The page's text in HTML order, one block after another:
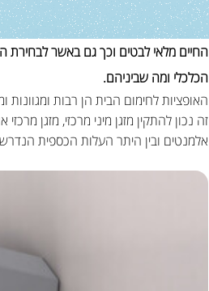
החיים מלאי לבטים וכך גם באשר לבחירת
הכלכלי ומה שביניהם.
האופציות לחימום הבית הן רבות
זה נכון להתקין מזגן מיני מרכזי, מזגן
אלמנטים ובין היתר העלות הכספית